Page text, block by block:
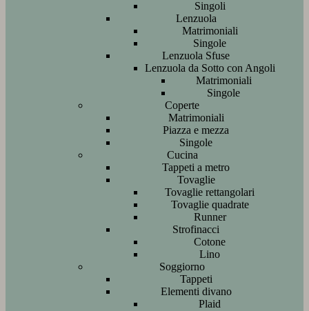
Singoli
Lenzuola
Matrimoniali
Singole
Lenzuola Sfuse
Lenzuola da Sotto con Angoli
Matrimoniali
Singole
Coperte
Matrimoniali
Piazza e mezza
Singole
Cucina
Tappeti a metro
Tovaglie
Tovaglie rettangolari
Tovaglie quadrate
Runner
Strofinacci
Cotone
Lino
Soggiorno
Tappeti
Elementi divano
Plaid